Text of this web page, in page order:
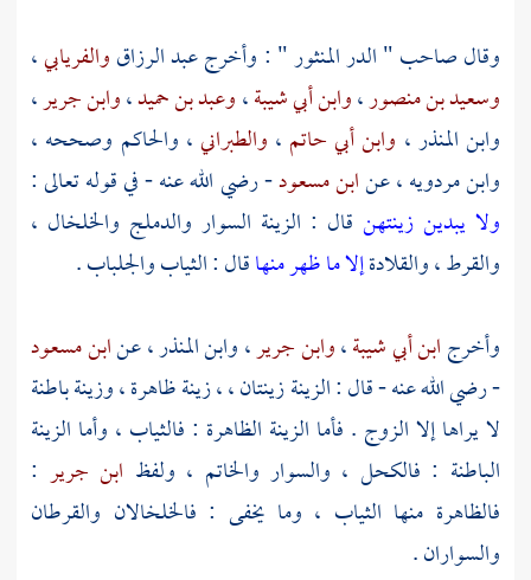
وقال صاحب " الدر المنثور " : وأخرجعبد الرزاقوالفريابي،
وسعيد بن منصور،وابن أبي شيبة،وعبد بن حميد،وابن جرير،
وابن المنذر، وابن أبي حاتم ، والطبراني، والحاكم وصححه ،
وابن مردويه، عنابن مسعود- رضي الله عنه - في قوله تعالى :
ولا يبدين زينتهن قال : الزينة السوار والدملج والخلخال ،
والقرط ، والقلادةإلا ما ظهر منهاقال : الثياب والجلباب .
وأخرجابن أبي شيبة،وابن جرير،وابن المنذر، عنابن مسعود
- رضي الله عنه - قال : الزينة زينتان ، ، زينة ظاهرة ، وزينة باطنة
لا يراها إلا الزوج . فأما الزينة الظاهرة : فالثياب ، وأما الزينة
الباطنة : فالكحل ، والسوار والخاتم ، ولفظ ابن جرير :
فالظاهرة منها الثياب ، وما يخفى : فالخلخالان والقرطان
والسواران .